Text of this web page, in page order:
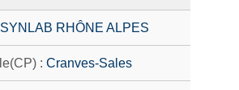
SYNLAB RHÔNE ALPES
Cranves-Sales